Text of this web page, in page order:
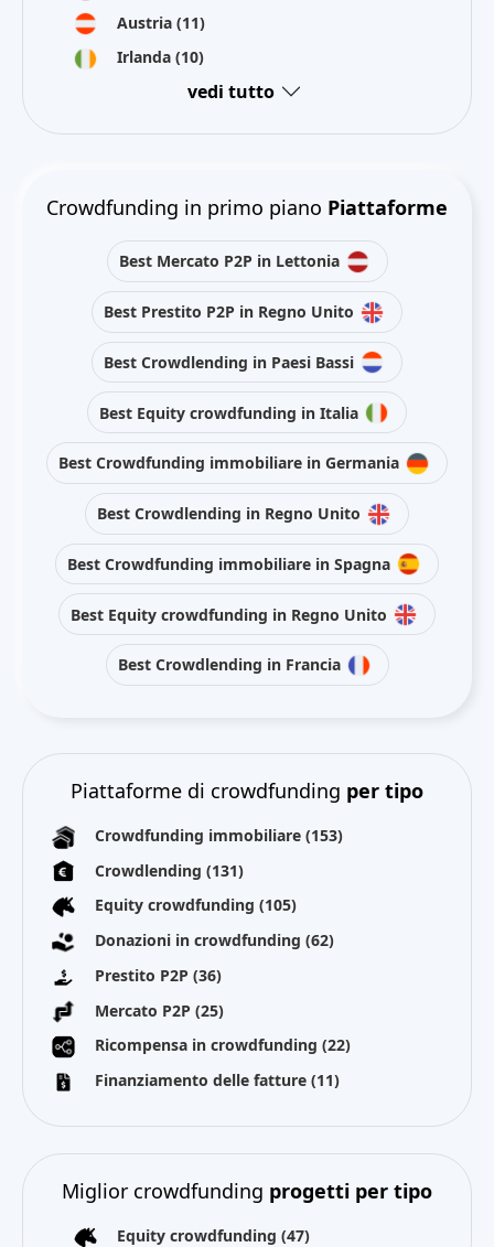
Austria (11)
Irlanda (10)
vedi tutto
Crowdfunding in primo piano Piattaforme
Best Mercato P2P in Lettonia
Best Prestito P2P in Regno Unito
Best Crowdlending in Paesi Bassi
Best Equity crowdfunding in Italia
Best Crowdfunding immobiliare in Germania
Best Crowdlending in Regno Unito
Best Crowdfunding immobiliare in Spagna
Best Equity crowdfunding in Regno Unito
Best Crowdlending in Francia
Piattaforme di crowdfunding per tipo
Crowdfunding immobiliare (153)
Crowdlending (131)
Equity crowdfunding (105)
Donazioni in crowdfunding (62)
Prestito P2P (36)
Mercato P2P (25)
Ricompensa in crowdfunding (22)
Finanziamento delle fatture (11)
Miglior crowdfunding progetti per tipo
Equity crowdfunding (47)